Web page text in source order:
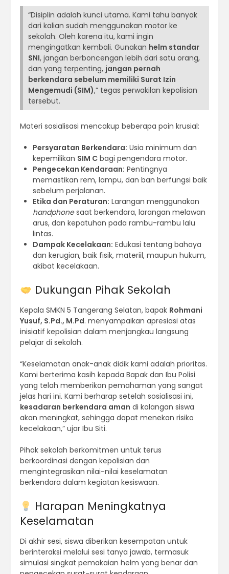
“Disiplin adalah kunci utama. Kami tahu banyak
dari kalian sudah menggunakan motor ke
sekolah. Oleh karena itu, kami ingin
mengingatkan kembali. Gunakan helm standar
SNI, jangan berboncengan lebih dari satu orang,
dan yang terpenting, jangan pernah
berkendara sebelum memiliki Surat Izin
Mengemudi (SIM),” tegas perwakilan kepolisian
tersebut.
Materi sosialisasi mencakup beberapa poin krusial:
Persyaratan Berkendara: Usia minimum dan
kepemilikan SIM Cbagi pengendara motor.
Pengecekan Kendaraan: Pentingnya
memastikan rem, lampu, dan ban berfungsi baik
sebelum perjalanan.
Etika dan Peraturan: Larangan menggunakan
handphonesaat berkendara, larangan melawan
arus, dan kepatuhan pada rambu-rambu lalu
lintas.
Dampak Kecelakaan: Edukasi tentang bahaya
dan kerugian, baik fisik, materiil, maupun hukum,
akibat kecelakaan.
Dukungan Pihak Sekolah
Kepala SMKN 5 Tangerang Selatan, bapak Rohmani
Yusuf, S.Pd., M.Pd. menyampaikan apresiasi atas
inisiatif kepolisian dalam menjangkau langsung
pelajar di sekolah.
“Keselamatan anak-anak didik kami adalah prioritas.
Kami berterima kasih kepada Bapak dan Ibu Polisi
yang telah memberikan pemahaman yang sangat
jelas hari ini. Kami berharap setelah sosialisasi ini,
kesadaran berkendara aman di kalangan siswa
akan meningkat, sehingga dapat menekan risiko
kecelakaan,” ujar Ibu Siti.
Pihak sekolah berkomitmen untuk terus
berkoordinasi dengan kepolisian dan
mengintegrasikan nilai-nilai keselamatan
berkendara dalam kegiatan kesiswaan.
Harapan Meningkatnya
Keselamatan
Di akhir sesi, siswa diberikan kesempatan untuk
berinteraksi melalui sesi tanya jawab, termasuk
simulasi singkat pemakaian helm yang benar dan